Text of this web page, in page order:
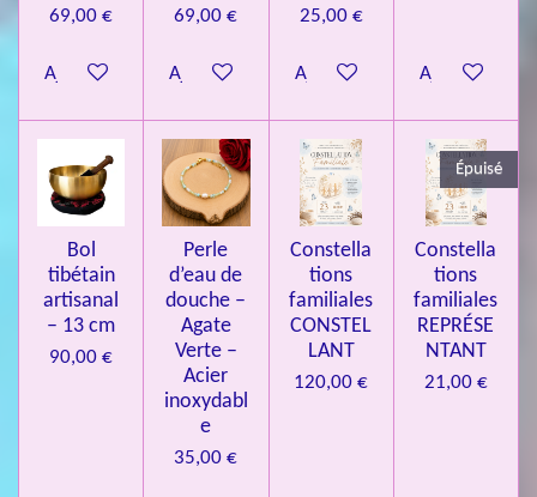
69,00 €
Ajouter au panier
69,00 €
Ajouter au panier
25,00 €
Ajouter au panierAjouter au
Bol
tibétain
artisanal
– 13 cm
90,00 €
Perle
d’eau de
douche –
Agate
Verte –
Acier
inoxydabl
e
35,00 €
Constella
tions
familiales
CONSTEL
LANT
120,00 €
Épuisé
Constella
tions
familiales
REPRÉSE
NTANT
21,00 €